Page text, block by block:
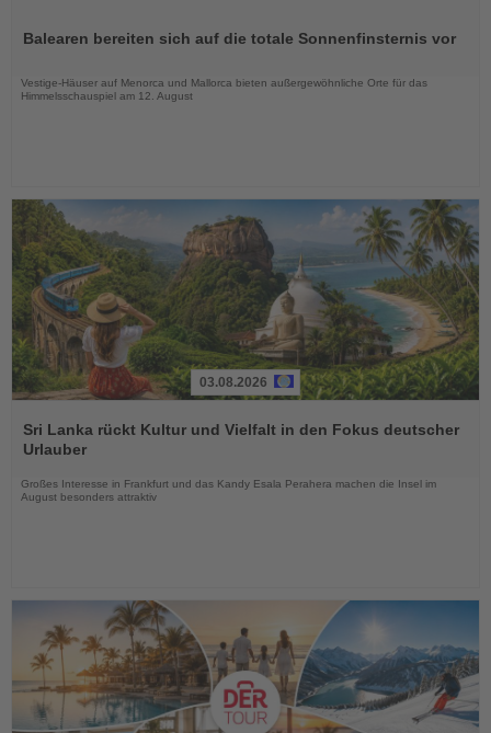
dieBalearen bereiten sich auf die totale Sonnenfinsternis vor
Vestige-Häuser auf Menorca und Mallorca bieten außergewöhnliche Orte für das
Himmelsschauspiel am 12. August
Sie
die
03.08.2026
Sri Lanka rückt Kultur und Vielfalt in den Fokus deutscher
Urlauber
Großes Interesse in Frankfurt und das Kandy Esala Perahera machen die Insel im
August besonders attraktiv